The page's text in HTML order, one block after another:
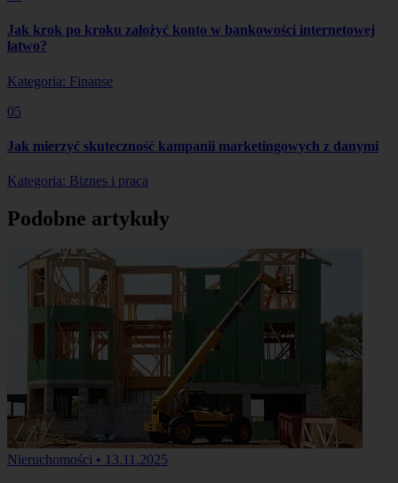
Jak krok po kroku założyć konto w bankowości internetowej
łatwo?
Kategoria: Finanse
05
Jak mierzyć skuteczność kampanii marketingowych z danymi
Kategoria: Biznes i praca
Podobne artykuły
Nieruchomości • 13.11.2025